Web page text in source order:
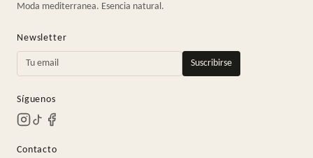
Moda mediterranea. Esencia natural.
Newsletter
Suscribirse
Síguenos
Contacto